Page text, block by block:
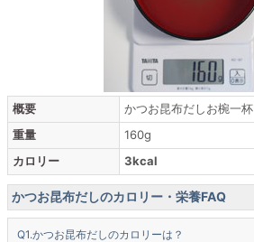
概要
かつお昆布だしお椀一杯
重量
160g
カロリー
3kcal
かつお昆布だしのカロリー・栄養FAQ
かつお昆布だしのカロリーは？